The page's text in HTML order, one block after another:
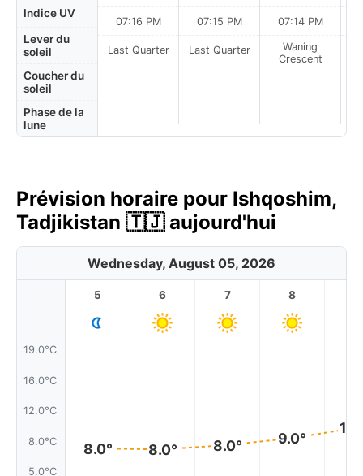
Indice UV
Lever du
soleil
Coucher du
soleil
Phase de la
lune
07:16 PM
Last Quarter
07:15 PM
Last Quarter
07:14 PM
Waning
Crescent
Prévision horaire pour Ishqoshim,
Tadjikistan 🇹🇯 aujourd'hui
Wednesday, August 05, 2026
19.0°C
16.0°C
12.0°C
8.0°C
5.0°C
5
8.0°
6
8.0°
7
8.0°
8
9.0°